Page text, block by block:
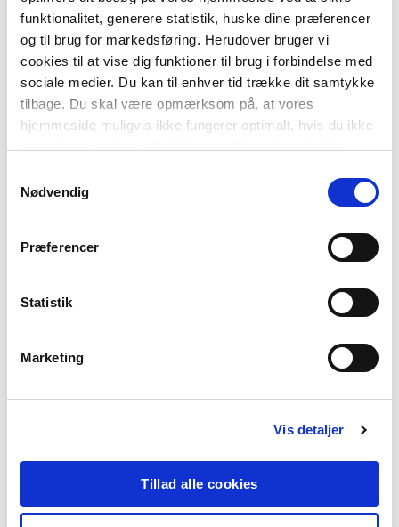
funktionalitet, generere statistik, huske dine præferencer
og til brug for markedsføring. Herudover bruger vi
cookies til at vise dig funktioner til brug i forbindelse med
sociale medier. Du kan til enhver tid trække dit samtykke
tilbage. Du skal være opmærksom på, at vores
hjemmeside muligvis ikke fungerer optimalt, hvis du ikke
Nødvendig
Præferencer
Statistik
Marketing
Vis detaljer
Tillad alle cookies
Sia-serien
Hvor er de fisk? Grøn Læseklub
148,00 kr.
FORMAT
ISBN
9788723568533
- +